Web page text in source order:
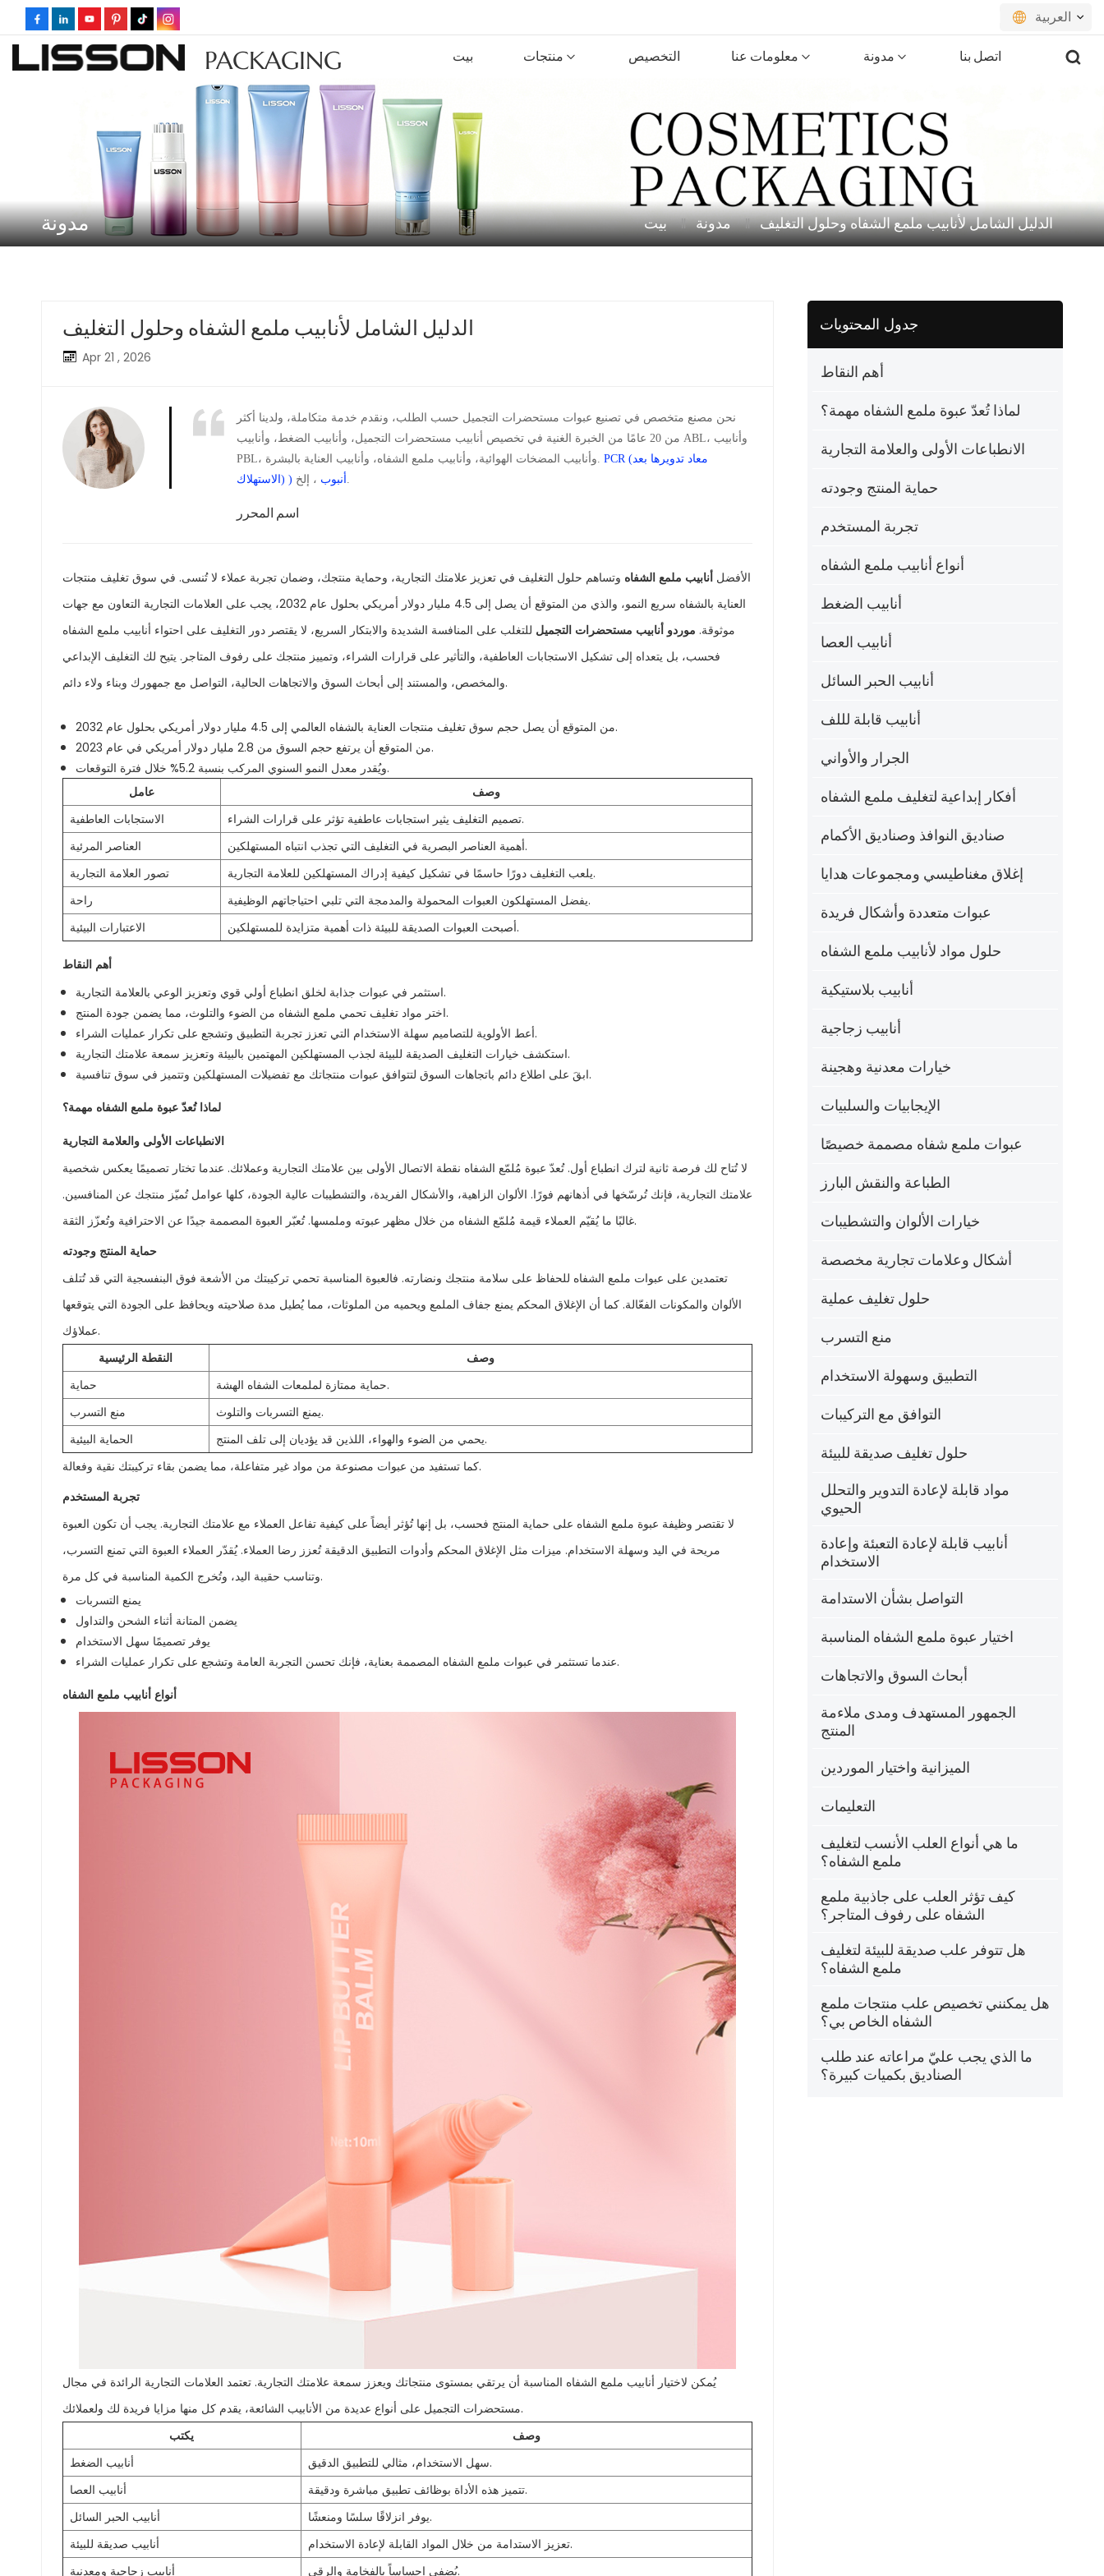
العربية
русский
español
português
한국의
中文
PACKAGING بيت منتجات التخصيص معلومات عنا مدونة اتصل بنا
مدونة بيت مدونة الدليل الشامل لأنابيب ملمع الشفاه وحلول التغليف
جدول المحتويات
أهم النقاط
لماذا تُعدّ عبوة ملمع الشفاه مهمة؟
الانطباعات الأولى والعلامة التجارية
حماية المنتج وجودته
تجربة المستخدم
أنواع أنابيب ملمع الشفاه
أنابيب الضغط
أنابيب العصا
أنابيب الحبر السائل
أنابيب قابلة لللف
الجرار والأواني
أفكار إبداعية لتغليف ملمع الشفاه
صناديق النوافذ وصناديق الأكمام
إغلاق مغناطيسي ومجموعات هدايا
عبوات متعددة وأشكال فريدة
حلول مواد لأنابيب ملمع الشفاه
أنابيب بلاستيكية
أنابيب زجاجية
خيارات معدنية وهجينة
الإيجابيات والسلبيات
عبوات ملمع شفاه مصممة خصيصًا
الطباعة والنقش البارز
خيارات الألوان والتشطيبات
أشكال وعلامات تجارية مخصصة
حلول تغليف عملية
منع التسرب
التطبيق وسهولة الاستخدام
التوافق مع التركيبات
حلول تغليف صديقة للبيئة
مواد قابلة لإعادة التدوير والتحلل
الحيوي
أنابيب قابلة لإعادة التعبئة وإعادة
الاستخدام
التواصل بشأن الاستدامة
اختيار عبوة ملمع الشفاه المناسبة
أبحاث السوق والاتجاهات
الجمهور المستهدف ومدى ملاءمة
المنتج
الميزانية واختيار الموردين
التعليمات
ما هي أنواع العلب الأنسب لتغليف
ملمع الشفاه؟
كيف تؤثر العلب على جاذبية ملمع
الشفاه على رفوف المتاجر؟
هل تتوفر علب صديقة للبيئة لتغليف
ملمع الشفاه؟
هل يمكنني تخصيص علب منتجات ملمع
الشفاه الخاص بي؟
ما الذي يجب عليّ مراعاته عند طلب
الصناديق بكميات كبيرة؟
الدليل الشامل لأنابيب ملمع الشفاه وحلول التغليف
Apr 21 , 2026
نحن مصنع متخصص في تصنيع عبوات مستحضرات التجميل حسب الطلب، ونقدم خدمة متكاملة، ولدينا أكثر
من 20 عامًا من الخبرة الغنية في تخصيص أنابيب مستحضرات التجميل، وأنابيب الضغط، وأنابيب ABL، وأنابيب
PBL، وأنابيب المضخات الهوائية، وأنابيب ملمع الشفاه، وأنابيب العناية بالبشرة. PCR (معاد تدويرها بعد
الاستهلاك)
) أنبوب ، إلخ.
اسم المحرر
الأفضلأنابيب ملمع الشفاه وتساهم حلول التغليف في تعزيز علامتك التجارية، وحماية منتجك، وضمان تجربة عملاء لا تُنسى. في سوق تغليف منتجات
العناية بالشفاه سريع النمو، والذي من المتوقع أن يصل إلى 4.5 مليار دولار أمريكي بحلول عام 2032، يجب على العلامات التجارية التعاون مع جهات
موثوقة. موردو أنابيب مستحضرات التجميل للتغلب على المنافسة الشديدة والابتكار السريع، لا يقتصر دور التغليف على احتواء أنابيب ملمع الشفاه
فحسب، بل يتعداه إلى تشكيل الاستجابات العاطفية، والتأثير على قرارات الشراء، وتمييز منتجك على رفوف المتاجر. يتيح لك التغليف الإبداعي
والمخصص، والمستند إلى أبحاث السوق والاتجاهات الحالية، التواصل مع جمهورك وبناء ولاء دائم.
من المتوقع أن يصل حجم سوق تغليف منتجات العناية بالشفاه العالمي إلى 4.5 مليار دولار أمريكي بحلول عام 2032.
من المتوقع أن يرتفع حجم السوق من 2.8 مليار دولار أمريكي في عام 2023.
ويُقدر معدل النمو السنوي المركب بنسبة 5.2% خلال فترة التوقعات.
عامل
وصف
الاستجابات العاطفية
تصميم التغليف يثير استجابات عاطفية تؤثر على قرارات الشراء.
العناصر المرئية
أهمية العناصر البصرية في التغليف التي تجذب انتباه المستهلكين.
تصور العلامة التجارية
يلعب التغليف دورًا حاسمًا في تشكيل كيفية إدراك المستهلكين للعلامة التجارية.
راحة
يفضل المستهلكون العبوات المحمولة والمدمجة التي تلبي احتياجاتهم الوظيفية.
الاعتبارات البيئية
أصبحت العبوات الصديقة للبيئة ذات أهمية متزايدة للمستهلكين.
أهم النقاط
استثمر في عبوات جذابة لخلق انطباع أولي قوي وتعزيز الوعي بالعلامة التجارية.
اختر مواد تغليف تحمي ملمع الشفاه من الضوء والتلوث، مما يضمن جودة المنتج.
أعط الأولوية للتصاميم سهلة الاستخدام التي تعزز تجربة التطبيق وتشجع على تكرار عمليات الشراء.
استكشف خيارات التغليف الصديقة للبيئة لجذب المستهلكين المهتمين بالبيئة وتعزيز سمعة علامتك التجارية.
ابقَ على اطلاع دائم باتجاهات السوق لتتوافق عبوات منتجاتك مع تفضيلات المستهلكين وتتميز في سوق تنافسية.
لماذا تُعدّ عبوة ملمع الشفاه مهمة؟
الانطباعات الأولى والعلامة التجارية
لا تُتاح لك فرصة ثانية لترك انطباع أول. تُعدّ عبوة مُلمّع الشفاه نقطة الاتصال الأولى بين علامتك التجارية وعملائك. عندما تختار تصميمًا يعكس شخصية
علامتك التجارية، فإنك تُرسّخها في أذهانهم فورًا. الألوان الزاهية، والأشكال الفريدة، والتشطيبات عالية الجودة، كلها عوامل تُميّز منتجك عن المنافسين.
غالبًا ما يُقيّم العملاء قيمة مُلمّع الشفاه من خلال مظهر عبوته وملمسها. تُعبّر العبوة المصممة جيدًا عن الاحترافية وتُعزّز الثقة.
حماية المنتج وجودته
تعتمدين على عبوات ملمع الشفاه للحفاظ على سلامة منتجك ونضارته. فالعبوة المناسبة تحمي تركيبتك من الأشعة فوق البنفسجية التي قد تُتلف
الألوان والمكونات الفعّالة. كما أن الإغلاق المحكم يمنع جفاف الملمع ويحميه من الملوثات، مما يُطيل مدة صلاحيته ويحافظ على الجودة التي يتوقعها
عملاؤك.
النقطة الرئيسية
وصف
حماية
حماية ممتازة لملمعات الشفاه الهشة.
منع التسرب
يمنع التسربات والتلوث.
الحماية البيئية
يحمي من الضوء والهواء، اللذين قد يؤديان إلى تلف المنتج.
كما تستفيد من عبوات مصنوعة من مواد غير متفاعلة، مما يضمن بقاء تركيبتك نقية وفعالة.
تجربة المستخدم
لا تقتصر وظيفة عبوة ملمع الشفاه على حماية المنتج فحسب، بل إنها تُؤثر أيضاً على كيفية تفاعل العملاء مع علامتك التجارية. يجب أن تكون العبوة
مريحة في اليد وسهلة الاستخدام. ميزات مثل الإغلاق المحكم وأدوات التطبيق الدقيقة تُعزز رضا العملاء. يُقدّر العملاء العبوة التي تمنع التسرب،
وتناسب حقيبة اليد، وتُخرج الكمية المناسبة في كل مرة.
يمنع التسربات
يضمن المتانة أثناء الشحن والتداول
يوفر تصميمًا سهل الاستخدام
عندما تستثمر في عبوات ملمع الشفاه المصممة بعناية، فإنك تحسن التجربة العامة وتشجع على تكرار عمليات الشراء.
أنواع أنابيب ملمع الشفاه
يُمكن لاختيار أنابيب ملمع الشفاه المناسبة أن يرتقي بمستوى منتجاتك ويعزز سمعة علامتك التجارية. تعتمد العلامات التجارية الرائدة في مجال
مستحضرات التجميل على أنواع عديدة من الأنابيب الشائعة، يقدم كل منها مزايا فريدة لك ولعملائك.
يكتب
وصف
أنابيب الضغط
سهل الاستخدام، مثالي للتطبيق الدقيق.
أنابيب العصا
تتميز هذه الأداة بوظائف تطبيق مباشرة ودقيقة.
أنابيب الحبر السائل
يوفر انزلاقًا سلسًا ومنعشًا.
أنابيب صديقة للبيئة
تعزيز الاستدامة من خلال المواد القابلة لإعادة الاستخدام.
أنابيب زجاجية ومعدنية
يُضفي إحساساً بالفخامة والرقي.